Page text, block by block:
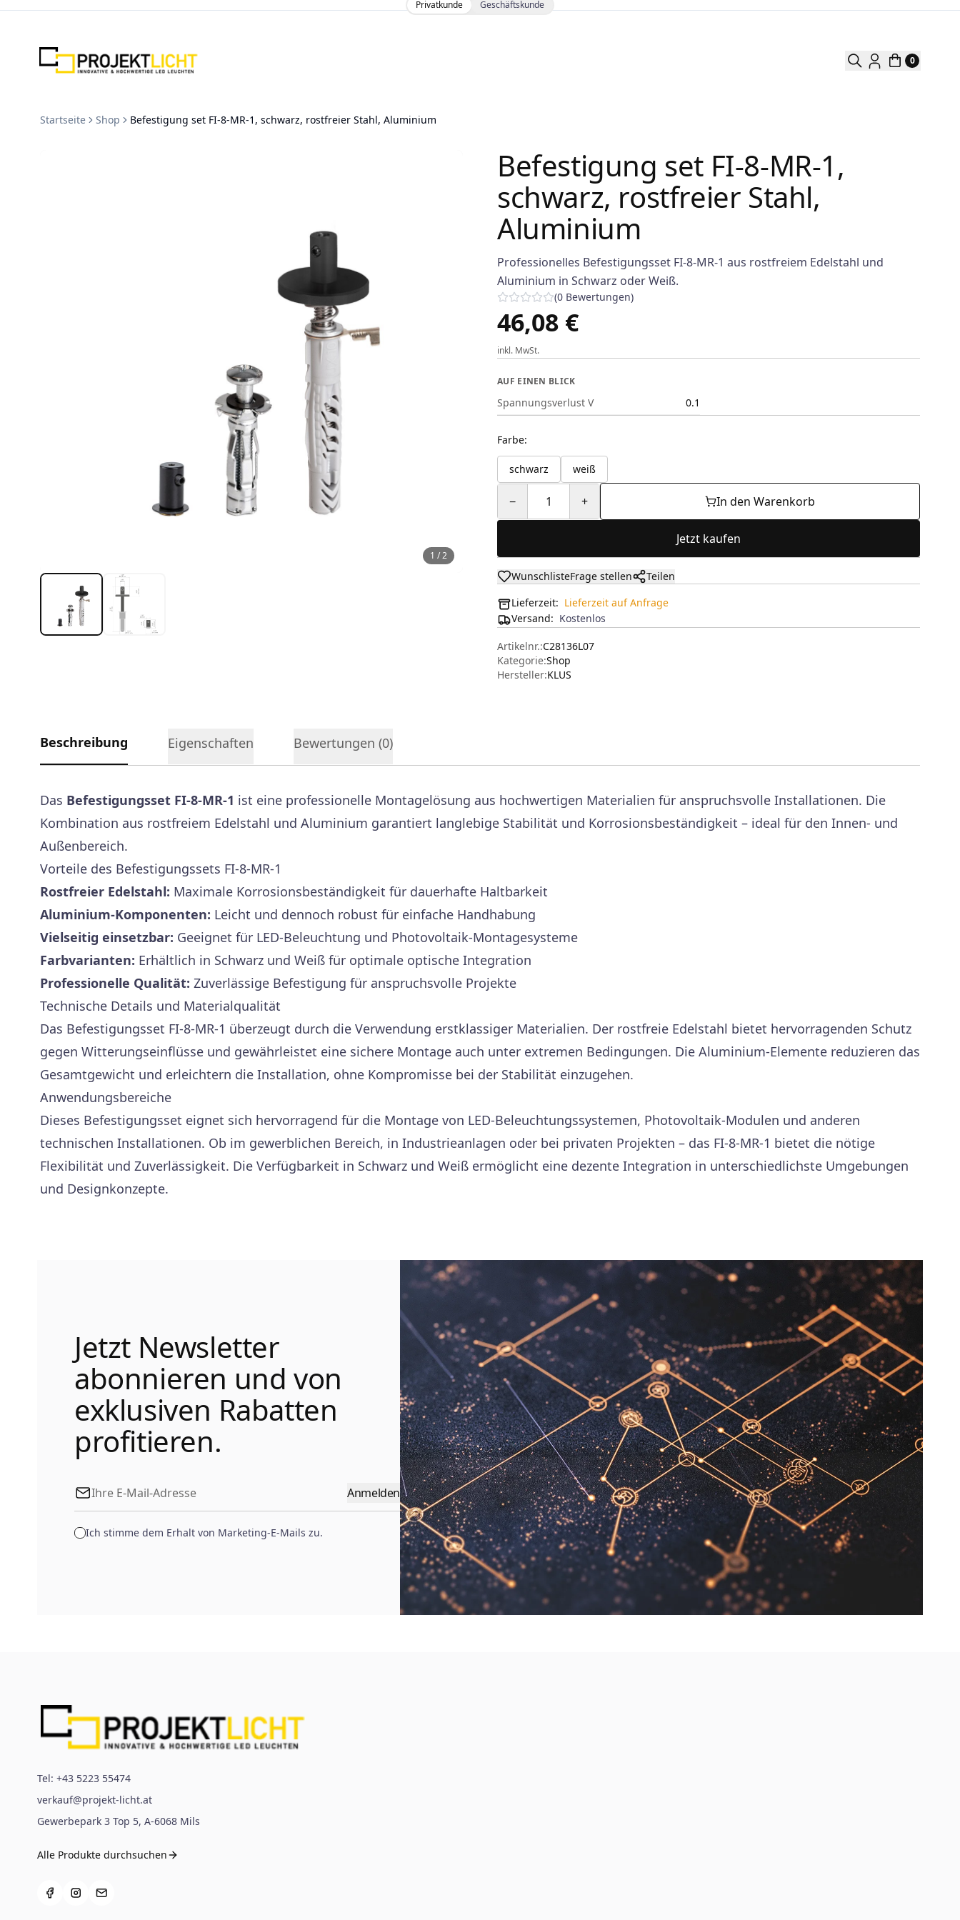
Zum Inhalt springen Privatkunde Geschäftskunde
0
Startseite Shop Befestigung set FI-8-MR-1, schwarz, rostfreier Stahl, Aluminium
1 /2
Befestigung set FI-8-MR-1,
schwarz, rostfreier Stahl,
Aluminium
Professionelles Befestigungsset FI-8-MR-1 aus rostfreiem Edelstahl und
Aluminium in Schwarz oder Weiß.
(0 Bewertungen)
46,08 €
inkl. MwSt.
AUF EINEN BLICK
Spannungsverlust V 0.1
Farbe:
schwarz weiß
− 1 + In den Warenkorb
Jetzt kaufen
WunschlisteFrage stellen
Teilen
Lieferzeit: Lieferzeit auf Anfrage
Versand: Kostenlos
Artikelnr.:C28136L07
Kategorie:Shop
Hersteller:KLUS
Beschreibung Eigenschaften Bewertungen (0)
Das Befestigungsset FI-8-MR-1 ist eine professionelle Montagelösung aus hochwertigen Materialien für anspruchsvolle Installationen. Die
Kombination aus rostfreiem Edelstahl und Aluminium garantiert langlebige Stabilität und Korrosionsbeständigkeit – ideal für den Innen- und
Außenbereich.
Vorteile des Befestigungssets FI-8-MR-1
Rostfreier Edelstahl: Maximale Korrosionsbeständigkeit für dauerhafte Haltbarkeit
Aluminium-Komponenten: Leicht und dennoch robust für einfache Handhabung
Vielseitig einsetzbar: Geeignet für LED-Beleuchtung und Photovoltaik-Montagesysteme
Farbvarianten: Erhältlich in Schwarz und Weiß für optimale optische Integration
Professionelle Qualität: Zuverlässige Befestigung für anspruchsvolle Projekte
Technische Details und Materialqualität
Das Befestigungsset FI-8-MR-1 überzeugt durch die Verwendung erstklassiger Materialien. Der rostfreie Edelstahl bietet hervorragenden Schutz
gegen Witterungseinflüsse und gewährleistet eine sichere Montage auch unter extremen Bedingungen. Die Aluminium-Elemente reduzieren das
Gesamtgewicht und erleichtern die Installation, ohne Kompromisse bei der Stabilität einzugehen.
Anwendungsbereiche
Dieses Befestigungsset eignet sich hervorragend für die Montage von LED-Beleuchtungssystemen, Photovoltaik-Modulen und anderen
technischen Installationen. Ob im gewerblichen Bereich, in Industrieanlagen oder bei privaten Projekten – das FI-8-MR-1 bietet die nötige
Flexibilität und Zuverlässigkeit. Die Verfügbarkeit in Schwarz und Weiß ermöglicht eine dezente Integration in unterschiedlichste Umgebungen
und Designkonzepte.
Jetzt Newsletter
abonnieren und von
exklusiven Rabatten
profitieren.
Anmelden
Ich stimme dem Erhalt von Marketing-E-Mails zu.
Tel: +43 5223 55474
verkauf@projekt-licht.at
Gewerbepark 3 Top 5, A-6068 Mils
Alle Produkte durchsuchen